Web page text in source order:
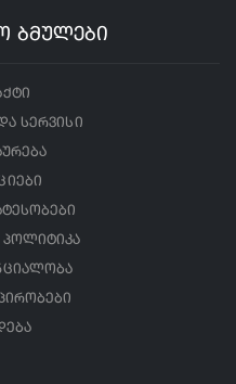
ბმულები
სერვისი
პოლიტიკა